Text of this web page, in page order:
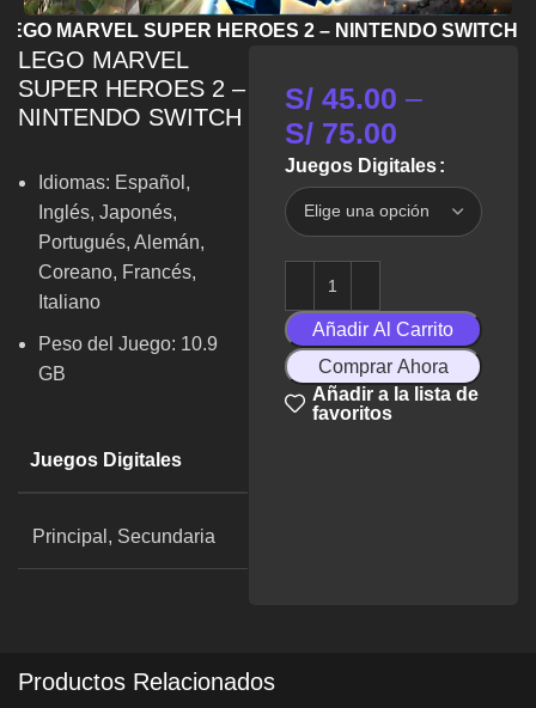
MARVEL SUPER HEROES 2 – NINTENDO SWITCH
LEGO MARVEL
SUPER HEROES 2 –
NINTENDO SWITCH
Idiomas: Español,
Inglés, Japonés,
Portugués, Alemán,
Coreano, Francés,
Italiano
Peso del Juego: 10.9
GB
Juegos Digitales
Principal, Secundaria
S/45.00 –
S/75.00
Juegos Digitales
Añadir Al Carrito
Comprar Ahora
Añadir a la lista de
favoritos
Productos Relacionados